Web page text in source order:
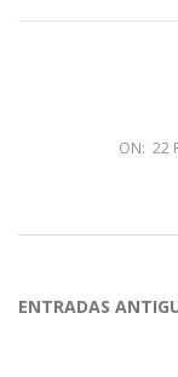
ON: 22
ENTRADAS